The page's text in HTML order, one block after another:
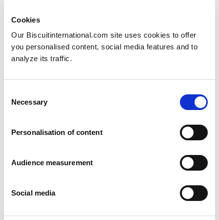
Cookies
Our Biscuitinternational.com site uses cookies to offer
you personalised content, social media features and to
analyze its traffic.
Selection
Necessary
Personalisation of content
Audience measurement
Social media
Nouveau lancement : Atout Cœur
Notre dernière fierté en date est le lancement...